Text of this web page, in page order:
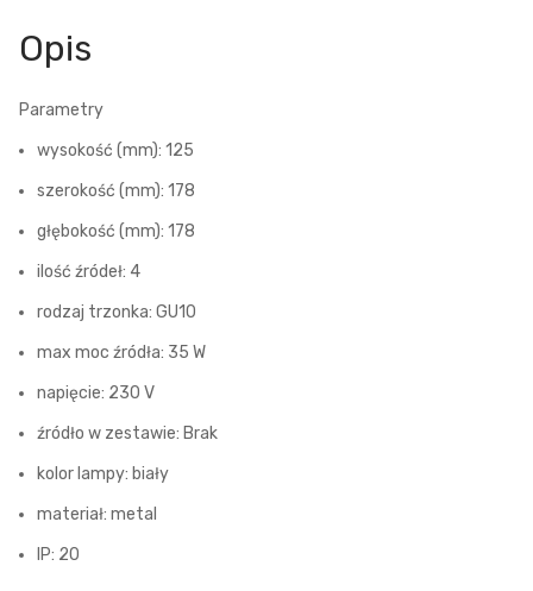
Opis
Parametry
wysokość (mm): 125
szerokość (mm): 178
głębokość (mm): 178
ilość źródeł: 4
rodzaj trzonka: GU10
max moc źródła: 35 W
napięcie: 230 V
źródło w zestawie: Brak
kolor lampy: biały
materiał: metal
IP: 20